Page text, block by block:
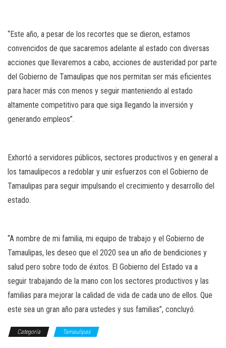
“Este año, a pesar de los recortes que se dieron, estamos
convencidos de que sacaremos adelante al estado con diversas
acciones que llevaremos a cabo, acciones de austeridad por parte
del Gobierno de Tamaulipas que nos permitan ser más eficientes
para hacer más con menos y seguir manteniendo al estado
altamente competitivo para que siga llegando la inversión y
generando empleos”.
Exhortó a servidores públicos, sectores productivos y en general a
los tamaulipecos a redoblar y unir esfuerzos con el Gobierno de
Tamaulipas para seguir impulsando el crecimiento y desarrollo del
estado.
“A nombre de mi familia, mi equipo de trabajo y el Gobierno de
Tamaulipas, les deseo que el 2020 sea un año de bendiciones y
salud pero sobre todo de éxitos. El Gobierno del Estado va a
seguir trabajando de la mano con los sectores productivos y las
familias para mejorar la calidad de vida de cada uno de ellos. Que
este sea un gran año para ustedes y sus familias”, concluyó.
Categoría Tamaulipas